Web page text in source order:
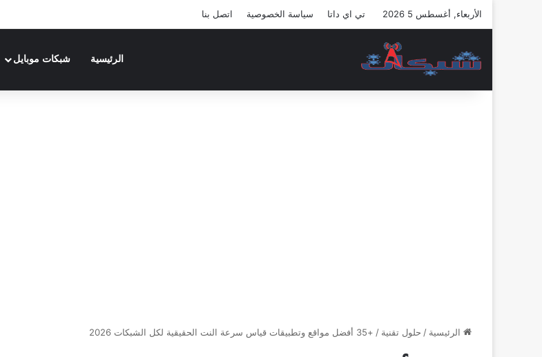
الأربعاء, أغسطس 5 2026 تي اي داتا سياسة الخصوصية اتصل بنا
الرئيسية شبكات موبايل
الرئيسية / حلول تقنية / +35 أفضل مواقع وتطبيقات قياس سرعة النت الحقيقية لكل الشبكات 2026